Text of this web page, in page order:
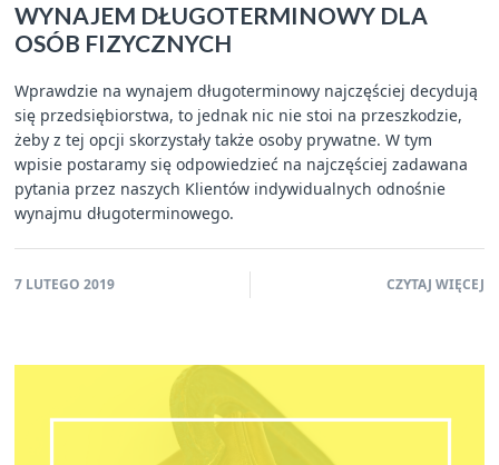
WYNAJEM DŁUGOTERMINOWY DLA
OSÓB FIZYCZNYCH
Wprawdzie na wynajem długoterminowy najczęściej decydują
się przedsiębiorstwa, to jednak nic nie stoi na przeszkodzie,
żeby z tej opcji skorzystały także osoby prywatne. W tym
wpisie postaramy się odpowiedzieć na najczęściej zadawana
pytania przez naszych Klientów indywidualnych odnośnie
wynajmu długoterminowego.
7 LUTEGO 2019 CZYTAJ WIĘCEJ